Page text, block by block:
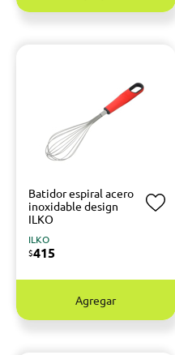
Batidor espiral acero
inoxidable design
ILKO
ILKO
$415
Agregar